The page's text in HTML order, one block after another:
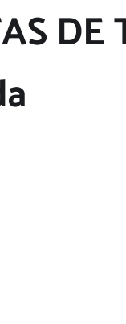
DE